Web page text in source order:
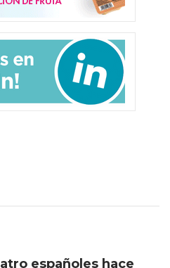
españoles hace